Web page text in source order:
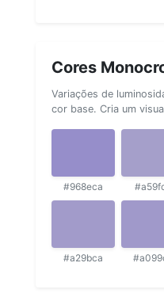
Cores
Variações de
cor base. Cria um
#968eca
#a29bca